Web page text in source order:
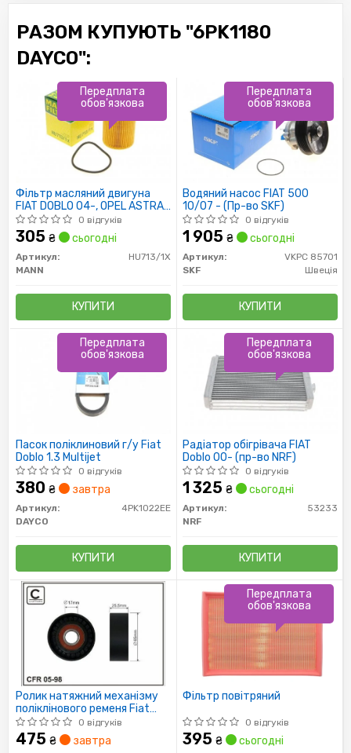
XC70,
XC90
Товарна група:
- Двигун і Система вихлопу
Ремінь приводний
РАЗОМ КУПУЮТЬ "6PK1180
DAYCO":
Фільтр масляний двигуна
FIAT DOBLO 04-, OPEL ASTRA
H 05- 1.3 CDTI (пр-во MANN)
0 відгуків
305 ₴ сьогодні
Артикул:
HU713/1X
MANN
КУПИТИ
Передплата
обов'язкова
Водяний насос FIAT 500
10/07 - (Пр-во SKF)
0 відгуків
1 905 ₴ сьогодні
Артикул:
VKPC 85701
SKF
Швеція
КУПИТИ
Передплата
обов'язкова
Пасок поліклиновий г/у Fiat
Doblo 1.3 Multijet
0 відгуків
380 ₴ завтра
Артикул:
4PK1022EE
DAYCO
КУПИТИ
Передплата
обов'язкова
Радіатор обігрівача FIAT
Doblo 00- (пр-во NRF)
0 відгуків
1 325 ₴ сьогодні
Артикул:
53233
NRF
КУПИТИ
Передплата
обов'язкова
Ролик натяжний механізму
поліклінового ременя Fiat
Doblo/Idea/Panda/Punto
1.3JTD
0 відгуків
475 ₴ завтра
Фільтр повітряний
0 відгуків
395 ₴ сьогодні
Передплата
обов'язкова